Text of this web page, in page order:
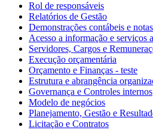
Rol de responsáveis
Relatórios de Gestão
Demonstrações contábeis e
Acesso a informação e serviços
Servidores, Cargos e
Execução orçamentária
Orçamento e Finanças - teste
Estrutura e abrangência
Governança e Controles internos
Modelo de negócios
Planejamento, Gestão e
Licitação e Contratos